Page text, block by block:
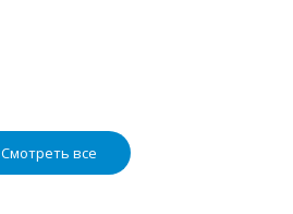
Смотреть все